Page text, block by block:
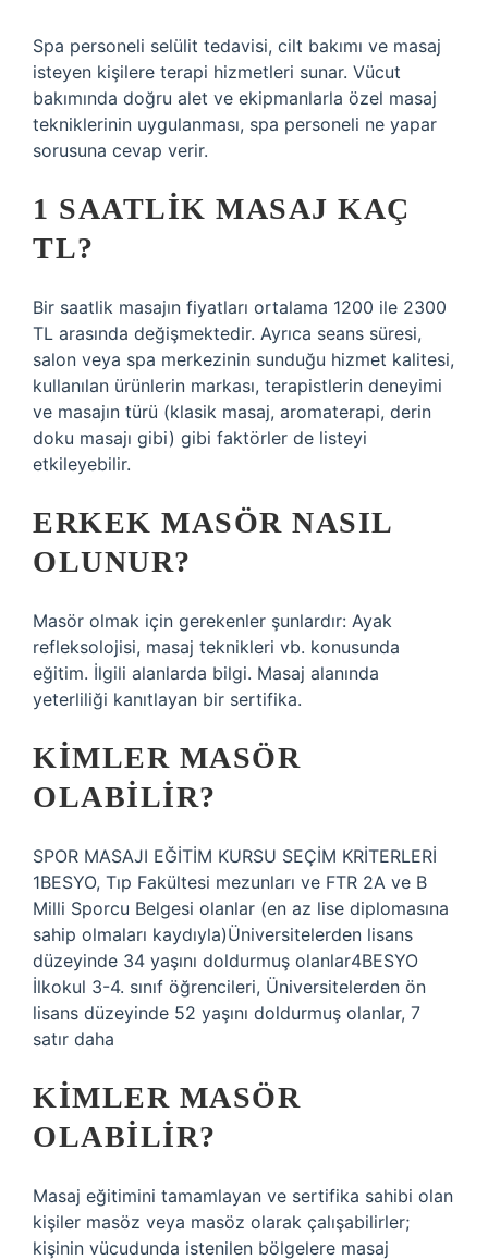
Spa personeli selülit tedavisi, cilt bakımı ve masaj
isteyen kişilere terapi hizmetleri sunar. Vücut
bakımında doğru alet ve ekipmanlarla özel masaj
tekniklerinin uygulanması, spa personeli ne yapar
sorusuna cevap verir.
1 SAATLIK MASAJ KAÇ
TL?
Bir saatlik masajın fiyatları ortalama 1200 ile 2300
TL arasında değişmektedir. Ayrıca seans süresi,
salon veya spa merkezinin sunduğu hizmet kalitesi,
kullanılan ürünlerin markası, terapistlerin deneyimi
ve masajın türü (klasik masaj, aromaterapi, derin
doku masajı gibi) gibi faktörler de listeyi
etkileyebilir.
ERKEK MASÖR NASIL
OLUNUR?
Masör olmak için gerekenler şunlardır: Ayak
refleksolojisi, masaj teknikleri vb. konusunda
eğitim. İlgili alanlarda bilgi. Masaj alanında
yeterliliği kanıtlayan bir sertifika.
KIMLER MASÖR
OLABILIR?
SPOR MASAJI EĞİTİM KURSU SEÇİM KRİTERLERİ
1BESYO, Tıp Fakültesi mezunları ve FTR 2A ve B
Milli Sporcu Belgesi olanlar (en az lise diplomasına
sahip olmaları kaydıyla)Üniversitelerden lisans
düzeyinde 34 yaşını doldurmuş olanlar4BESYO
İlkokul 3-4. sınıf öğrencileri, Üniversitelerden ön
lisans düzeyinde 52 yaşını doldurmuş olanlar, 7
satır daha
KIMLER MASÖR
OLABILIR?
Masaj eğitimini tamamlayan ve sertifika sahibi olan
kişiler masöz veya masöz olarak çalışabilirler;
kişinin vücudunda istenilen bölgelere masaj